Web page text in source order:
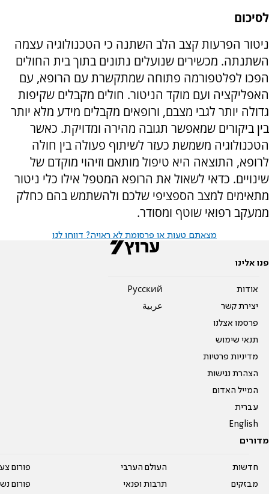
לסיכום
ניטור הפרעות קצב הלב השתנה כי הטכנולוגיה עצמה
השתנתה. מכשירים שנועלים נתונים בתוך בית החולים
הפכו לפלטפורמה פתוחה שמתקשרת עם הרופא, עם
האפליקציה ועם מוקד הניטור. חולים מקבלים שקיפות
גדולה יותר לגבי מצבם, ורופאים מקבלים מידע מלא יותר
בין ביקורים שמאפשר תגובה מהירה ומדויקת. כאשר
הטכנולוגיה משמשת כעזר לשיתוף פעולה בין חולה
לרופא, התוצאה היא טיפול מותאם וזיהוי מוקדם של
שינויים. כדאי לשאול את הרופא המטפל אילו כלי ניטור
מתאימים למצב הספציפי שלכם ולהשתמש בהם כחלק
ממעקב רפואי שוטף ומסודר.
מצאתם טעות או פרסומת לא ראויה? דווחו לנו
פנו אלינו
אודות
יצירת קשר
פרסמו אצלנו
תנאי שימוש
מדיניות פרטיות
הצהרת נגישות
המייל האדום
עברית
English
Pусский
عربية
מדורים
חדשות
מבזקים
העולם הערבי
תרבות ופנאי
פורום
פורום